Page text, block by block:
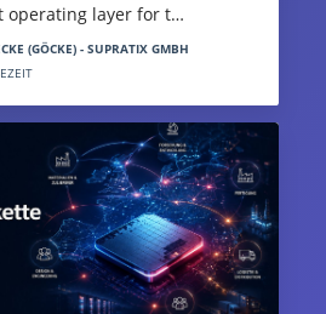
operating layer for t…
(GÖCKE) - SUPRATIX GMBH